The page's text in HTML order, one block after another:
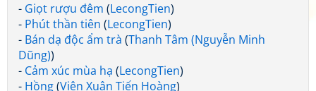
- Giọt rượu đêm (LecongTien)
- Phút thần tiên (LecongTien)
- Bán dạ độc ẩm trà (Thanh Tâm (Nguyễn Minh
Dũng))
- Cảm xúc mùa hạ (LecongTien)
- Hồng(Viên Xuân Tiến Hoàng)